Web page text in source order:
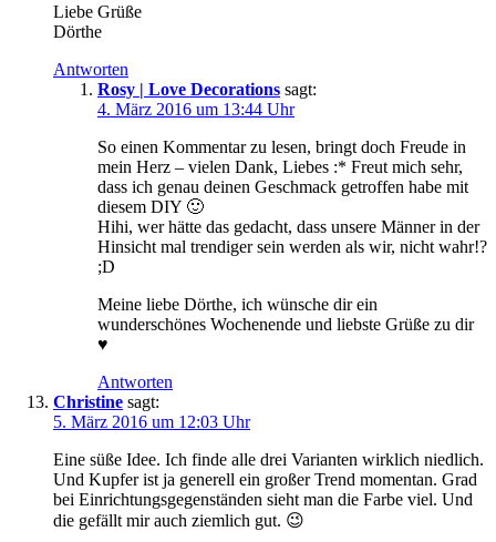
Liebe Grüße
Dörthe
Antworten
Rosy | Love Decorations sagt:
4. März 2016 um 13:44 Uhr
So einen Kommentar zu lesen, bringt doch Freude in
mein Herz – vielen Dank, Liebes :* Freut mich sehr,
dass ich genau deinen Geschmack getroffen habe mit
diesem DIY 🙂
Hihi, wer hätte das gedacht, dass unsere Männer in der
Hinsicht mal trendiger sein werden als wir, nicht wahr!?
;D
Meine liebe Dörthe, ich wünsche dir ein
wunderschönes Wochenende und liebste Grüße zu dir
♥
Antworten
Christine sagt:
5. März 2016 um 12:03 Uhr
Eine süße Idee. Ich finde alle drei Varianten wirklich niedlich.
Und Kupfer ist ja generell ein großer Trend momentan. Grad
bei Einrichtungsgegenständen sieht man die Farbe viel. Und
die gefällt mir auch ziemlich gut. 😉